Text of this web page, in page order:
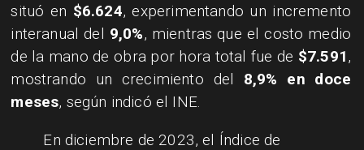
situó en $6.624, experimentando un incremento
interanual del 9,0%, mientras que el costo medio
de la mano de obra por hora total fue de $7.591,
mostrando un crecimiento del 8,9% en doce
meses, según indicó el INE.
En diciembre de 2023, el Índice de